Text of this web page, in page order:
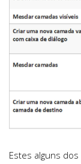
Estes alguns